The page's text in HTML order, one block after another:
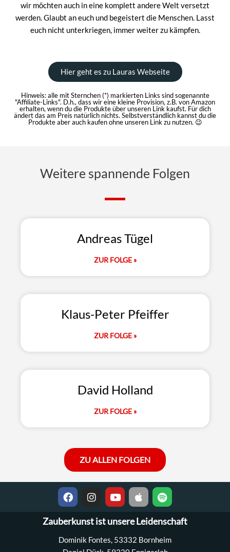
wir möchten auch in eine komplett andere Welt versetzt
werden. Glaubt an euch und begeistert die Menschen. Lasst
euch nicht unterkriegen, immer weiter zu kämpfen.
Hier geht es zu Lauras Webseite
Hinweis: alle mit Sternchen (*) markierten Links sind sogenannte
"Affiliate-Links". D.h., dass wir eine kleine Provision, z.B. von Amazon
erhalten, wenn du die Produkte über unseren Link kaufst. Für dich
ändert das am Preis natürlich nichts. Selbstverständlich kannst du die
Produkte aber auch kaufen ohne unseren Link zu nutzen. 😉
Weitere spannende Folgen
Andreas Tügel
ZUR FOLGE »
Klaus-Peter Pfeiffer
ZUR FOLGE »
David Holland
ZUR FOLGE »
ZU ALLEN FOLGEN
Zauberkunst ist unsere Leidenschaft
Dominik Fontes, 53332 Bornheim